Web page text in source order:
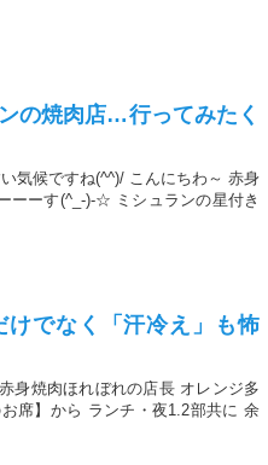
焼肉店…行ってみたく
気候ですね(^^)/ こんにちわ～ 赤身
ーーす(^_-)-☆ ミシュランの星付き
でなく「汗冷え」も怖
身焼肉ほれぼれの店長 オレンジ多
席】から ランチ・夜1.2部共に 余